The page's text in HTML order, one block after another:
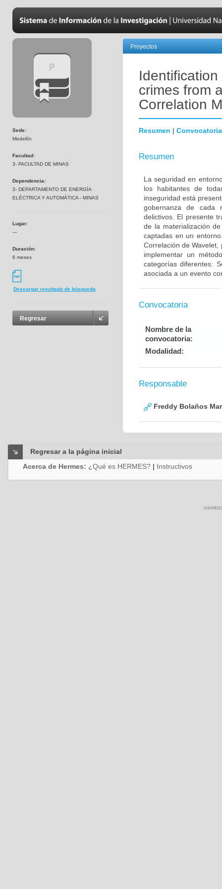
Sede:
Medellín
Facultad:
3- FACULTAD DE MINAS
Dependencia:
3- DEPARTAMENTO DE ENERGÍA
ELÉCTRICA Y AUTOMÁTICA - MINAS
Lugar:
---
Duración:
6 meses
Descargar resultado de búsqueda
Regresar
Proyectos
crimes from
Correlation
Resumen | Convocatoria
Resumen
La seguridad en
los habitantes de
inseguridad está
gobernanza de cada
delictivos. El presente
de la materialización
captadas en un
Correlación de
implementar un
categorías diferentes:
asociada a un evento
Convocatoria
Nombre de la
convocatoria:
Modalidad:
Responsable
Freddy Bolaños
Regresar a la página inicial
Acerca de Hermes: ¿Qué es HERMES? | Instructivos